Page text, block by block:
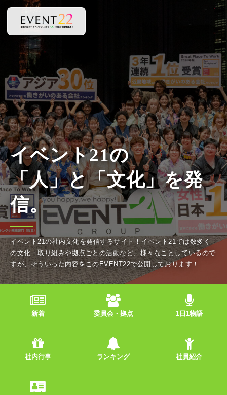
イベント21の社内文化を発信するサイト！イベント21では数多く
の文化・取り組みや拠点ごとの活動など、様々なことしているので
すが、そういった内容をこのEVENT22で公開しております！
新着 委員会・拠点 1日1物語
社内行事 ランキング 社員紹介